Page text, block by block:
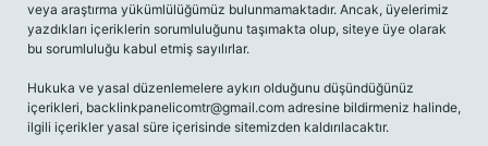
veya araştırma yükümlülüğümüz bulunmamaktadır. Ancak, üyelerimiz
yazdıkları içeriklerin sorumluluğunu taşımakta olup, siteye üye olarak
bu sorumluluğu kabul etmiş sayılırlar.
Hukuka ve yasal düzenlemelere aykırı olduğunu düşündüğünüz
içerikleri, backlinkpanelicomtr@gmail.com adresine bildirmeniz halinde,
ilgili içerikler yasal süre içerisinde sitemizden kaldırılacaktır.